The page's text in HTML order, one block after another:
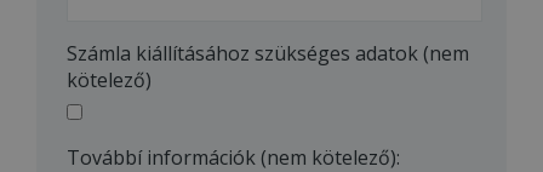
Számla kiállításához szükséges adatok (nem
kötelező)
Továbbí információk (nem kötelező):